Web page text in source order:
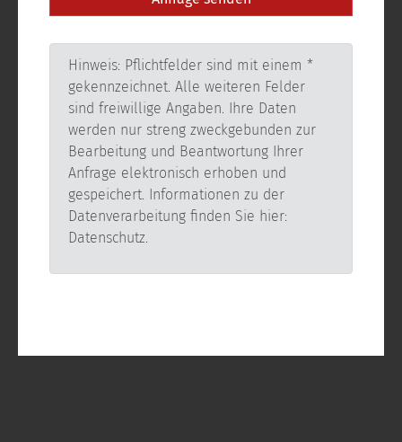
Hinweis: Pflichtfelder sind mit einem *
gekennzeichnet. Alle weiteren Felder
sind freiwillige Angaben. Ihre Daten
werden nur streng zweckgebunden zur
Bearbeitung und Beantwortung Ihrer
Anfrage elektronisch erhoben und
gespeichert. Informationen zu der
Datenverarbeitung finden Sie hier:
Datenschutz.